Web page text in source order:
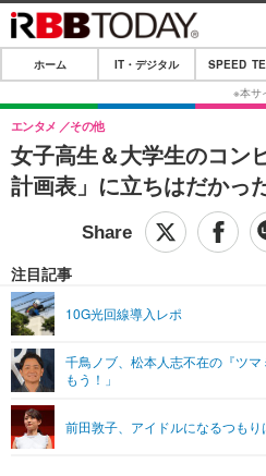
ホーム
IT・デジタル
IT・デジタルTOP
ショッピング
SPEED TEST
エンタメTOP
グラビア
ショッピング
ライフTOP
その他
リリース一覧
プッシュ通知の停止方法
ホーム IT・デジタル SPEED
女子高生＆大学生のコン
計画表」に立ちはだかっ
エンタメ その他
注目記事
10G光回線導入レポ
千鳥ノブ、松本人志不在の『ツ
もう！」
前田敦子、アイドルになるつも